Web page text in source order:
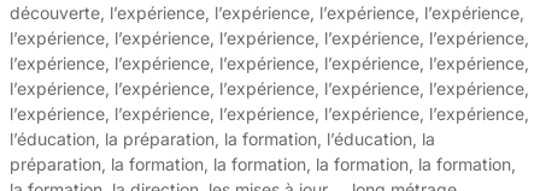
découverte, l’expérience, l’expérience, l’expérience, l’expérience,
l’expérience, l’expérience, l’expérience, l’expérience, l’expérience,
l’expérience, l’expérience, l’expérience, l’expérience, l’expérience,
l’expérience, l’expérience, l’expérience, l’expérience, l’expérience,
l’expérience, l’expérience, l’expérience, l’expérience, l’expérience,
l’éducation, la préparation, la formation, l’éducation, la
préparation, la formation, la formation, la formation, la formation,